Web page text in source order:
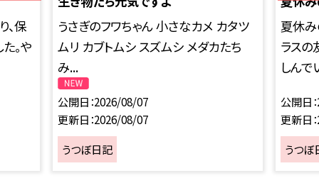
、保
。や
うさぎのフワちゃん 小さなカメ カタツ
ムリ カブトムシ スズムシ メダカたち
み...
公開日 2026/08/07
更新日 2026/08/07
うつぼ日記
夏休み
ラス
しんで
公開日
更新日
うつぼ